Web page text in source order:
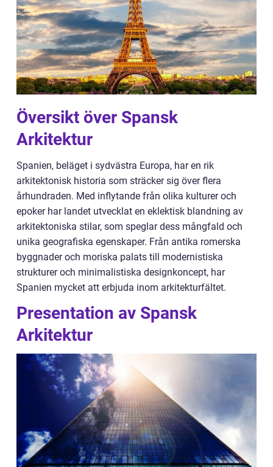
Översikt över Spansk
Arkitektur
Spanien, beläget i sydvästra Europa, har en rik
arkitektonisk historia som sträcker sig över flera
århundraden. Med inflytande från olika kulturer och
epoker har landet utvecklat en eklektisk blandning av
arkitektoniska stilar, som speglar dess mångfald och
unika geografiska egenskaper. Från antika romerska
byggnader och moriska palats till modernistiska
strukturer och minimalistiska designkoncept, har
Spanien mycket att erbjuda inom arkitekturfältet.
Presentation av Spansk
Arkitektur